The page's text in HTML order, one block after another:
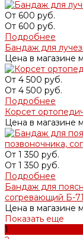
От 600 руб.
От 600 руб.
Подробнее
Бандаж для
Цена в магазине
От 4 500 руб.
От 4 500 руб.
Подробнее
Корсет
Цена в магазине
От 1 350 руб.
От 1 350 руб.
Подробнее
Бандаж для
согревающий Б-
Цена в магазине
Показать еще
1